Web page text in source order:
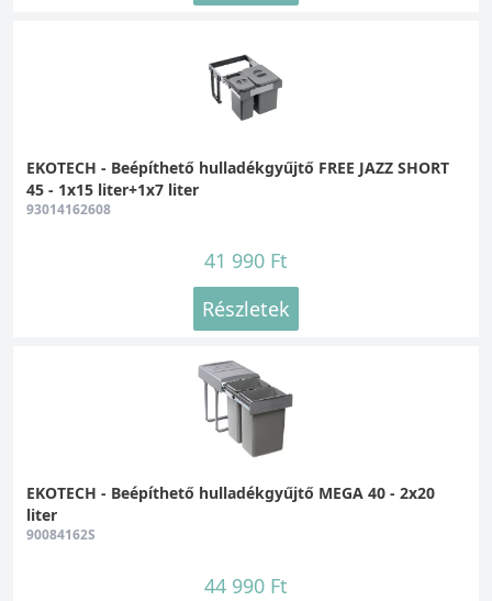
EKOTECH - Beépíthető hulladékgyűjtő FREE JAZZ SHORT
45 - 1x15 liter+1x7 liter
93014162608
41 990 Ft
Részletek
EKOTECH - Beépíthető hulladékgyűjtő MEGA 40 - 2x20
liter
90084162S
44 990 Ft